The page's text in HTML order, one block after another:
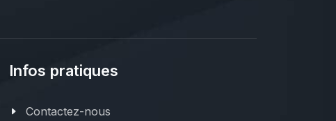
Infos pratiques
Contactez-nous